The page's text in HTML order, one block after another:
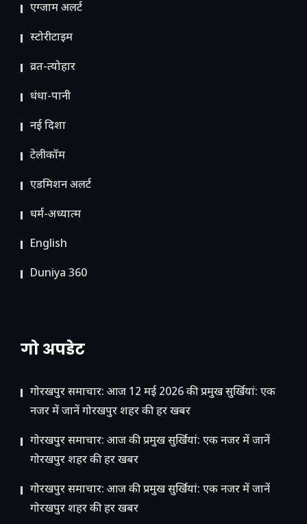
एग्जाम अलर्ट
स्टोरीटाइम
व्रत-त्योहार
धंधा-पानी
नई दिशा
टेलीकॉम
ए​डमिशन अलर्ट
धर्म-अध्यात्म
English
Duniya 360
गो अपडेट
गोरखपुर समाचार: आज 12 मई 2026 की प्रमुख सुर्खियां: एक
नजर में जानें गोरखपुर शहर की हर खबर
गोरखपुर समाचार: आज की प्रमुख सुर्खियां: एक नजर में जानें
गोरखपुर शहर की हर खबर
गोरखपुर समाचार: आज की प्रमुख सुर्खियां: एक नजर में जानें
गोरखपुर शहर की हर खबर